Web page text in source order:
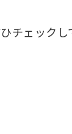
チェックし